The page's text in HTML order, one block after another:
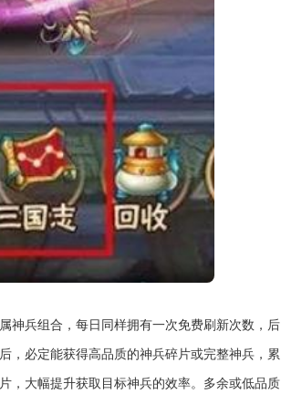
神兵组合，每日同样拥有一次免费刷新次数，后
，必定能获得高品质的神兵碎片或完整神兵，累
，大幅提升获取目标神兵的效率。多余或低品质